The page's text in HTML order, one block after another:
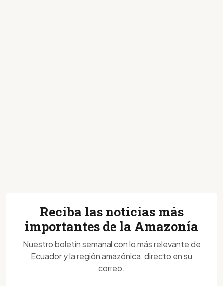
Reciba las noticias más
importantes de la Amazonía
Nuestro boletín semanal con lo más relevante de
Ecuador y la región amazónica, directo en su
correo.